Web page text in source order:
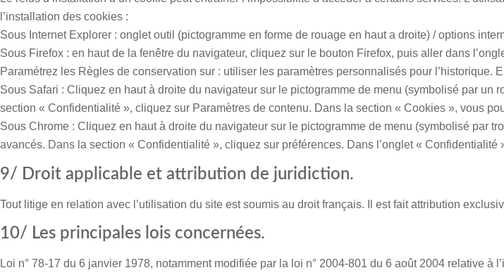
l’installation des cookies :
Sous Internet Explorer : onglet outil (pictogramme en forme de rouage en haut a droite) / options
Sous Firefox : en haut de la fenêtre du navigateur, cliquez sur le bouton Firefox, puis aller dans
Paramétrez les Règles de conservation sur : utiliser les paramètres personnalisés pour l’historique.
Sous Safari : Cliquez en haut à droite du navigateur sur le pictogramme de menu (symbolisé par
section « Confidentialité », cliquez sur Paramètres de contenu. Dans la section « Cookies », vous
Sous Chrome : Cliquez en haut à droite du navigateur sur le pictogramme de menu (symbolisé par
avancés. Dans la section « Confidentialité », cliquez sur préférences. Dans l’onglet « Confidentialité
9/ Droit applicable et attribution de juridiction.
Tout litige en relation avec l’utilisation du site est soumis au droit français. Il est fait attribution
10/ Les principales lois concernées.
Loi n° 78-17 du 6 janvier 1978, notamment modifiée par la loi n° 2004-801 du 6 août 2004 relative à